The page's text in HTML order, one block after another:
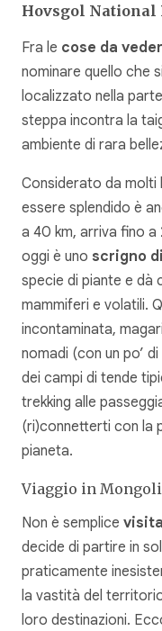
Hovsgol National
Fra le cose da
nominare quello che
localizzato nella
steppa incontra la
ambiente di rara
Considerato da molti
essere splendido è
a 40 km, arriva fino
oggi è uno scrigno
specie di piante e dà
mammiferi e volatili.
incontaminata,
nomadi (con un po’
dei campi di tende
trekking alle
(ri)connetterti con la
pianeta.
Viaggio in
Non è semplice
decide di partire in
praticamente
la vastità del
loro destinazioni.